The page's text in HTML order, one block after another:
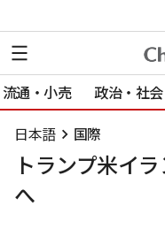
流通・小売 政治・社会
日本語 国際
トランプ米イ
へ